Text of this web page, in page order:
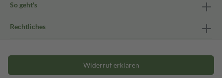
So geht's
Rechtliches
Widerruf erklären